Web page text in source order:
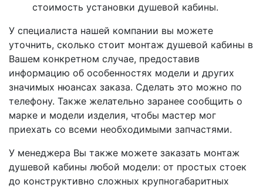
стоимость установки душевой кабины.
У специалиста нашей компании вы можете
уточнить, сколько стоит монтаж душевой кабины в
Вашем конкретном случае, предоставив
информацию об особенностях модели и других
значимых нюансах заказа. Сделать это можно по
телефону. Также желательно заранее сообщить о
марке и модели изделия, чтобы мастер мог
приехать со всеми необходимыми запчастями.
У менеджера Вы также можете заказать монтаж
душевой кабины любой модели: от простых стоек
до конструктивно сложных крупногабаритных